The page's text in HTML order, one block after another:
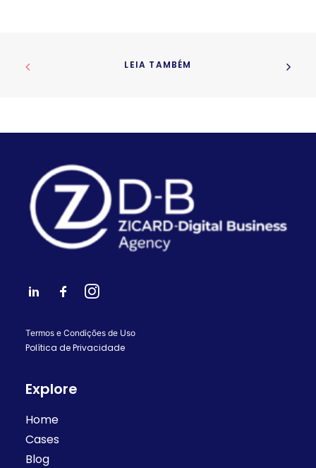
LEIA TAMBÉM
Termos e Condições de Uso
Política de Privacidade
Explore
Home
Cases
Blog